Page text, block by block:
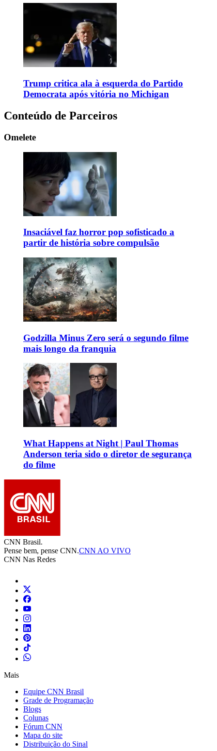
Trump critica ala à esquerda do Partido
Democrata após vitória no Michigan
Conteúdo de Parceiros
Omelete
Insaciável faz horror pop sofisticado a
partir de história sobre compulsão
Godzilla Minus Zero será o segundo filme
mais longo da franquia
What Happens at Night | Paul Thomas
Anderson teria sido o diretor de segurança
do filme
CNN Brasil.
Pense bem, pense CNN.CNN AO VIVO
CNN Nas Redes
Mais
Equipe CNN Brasil
Grade de Programação
Blogs
Colunas
Fórum CNN
Mapa do site
Distribuição do Sinal